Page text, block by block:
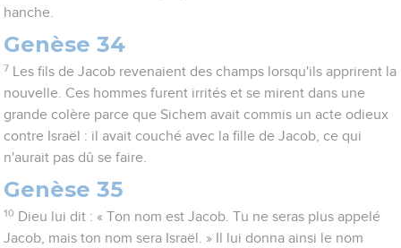
hanche.
Genèse 34
7
Les fils de Jacob revenaient des champs lorsqu'ils apprirent la
nouvelle. Ces hommes furent irrités et se mirent dans une
grande colère parce que Sichem avait commis un acte odieux
contre Israël : il avait couché avec la fille de Jacob, ce qui
n'aurait pas dû se faire.
Genèse 35
10 Dieu lui dit : « Ton nom est Jacob. Tu ne seras plus appelé
Jacob, mais ton nom sera Israël. » Il lui donna ainsi le nom